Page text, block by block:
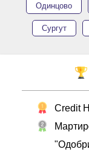
Одинцово
Сургут
Credit